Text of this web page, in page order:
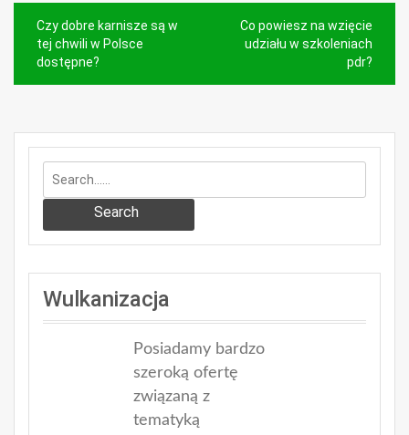
Nawigacja
wpisu
Czy dobre karnisze są w
tej chwili w Polsce
dostępne?
Co powiesz na wzięcie
udziału w szkoleniach
pdr?
Search
Wulkanizacja
Posiadamy bardzo
szeroką ofertę
związaną z
tematyką